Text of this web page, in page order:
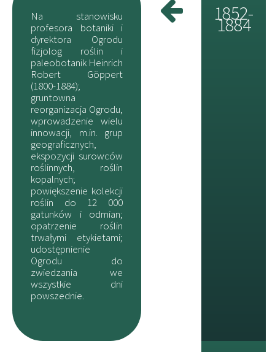
Na stanowisku
profesora botaniki i
dyrektora Ogrodu
fizjolog roślin i
paleobotanik Heinrich
Robert Göppert
(1800-1884);
gruntowna
reorganizacja Ogrodu,
wprowadzenie wielu
innowacji, m.in. grup
geograficznych,
ekspozycji surowców
roślinnych, roślin
kopalnych;
powiększenie kolekcji
roślin do 12 000
gatunków i odmian;
opatrzenie roślin
trwałymi etykietami;
udostępnienie
Ogrodu do
zwiedzania we
wszystkie dni
powszednie.
1852-
1884